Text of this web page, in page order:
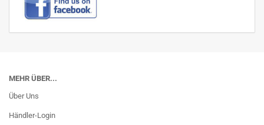
MEHR ÜBER...
Über Uns
Händler-Login